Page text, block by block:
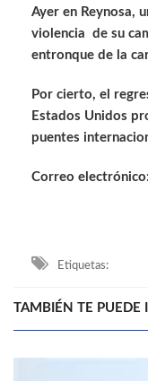
Ayer en Reynosa,
violencia de su
entronque de la
Por cierto, el
Estados Unidos
puentes
Correo electrónico:
Etiquetas:
TAMBIÉN TE PUEDE